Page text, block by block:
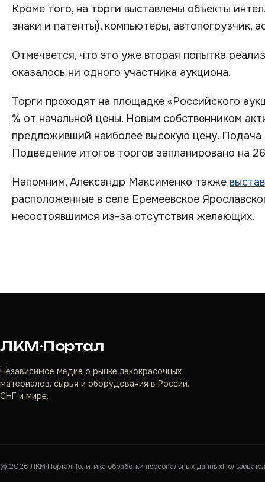
Кроме того, на торги выставлены объекты
знаки и патенты), компьютеры, автопогрузчик,
Отмечается, что это уже вторая попытка
оказалось ни одного участника аукциона.
Торги проходят на площадке «Российского
% от начальной цены. Новым собственником
предложивший наиболее высокую цену. Подача
Подведение итогов торгов запланировано на
Напомним, Александр Максименко также
расположенные в селе Еремеевское
несостоявшимся из-за отсутствия желающих.
ЛКМ·Портал
Независимое медиа о рынке лакокрасочных
материалов, сырья и оборудования в России,
СНГ и мире.
© 2026 ЛКМ·ПорталПолитика обработки персональных данных